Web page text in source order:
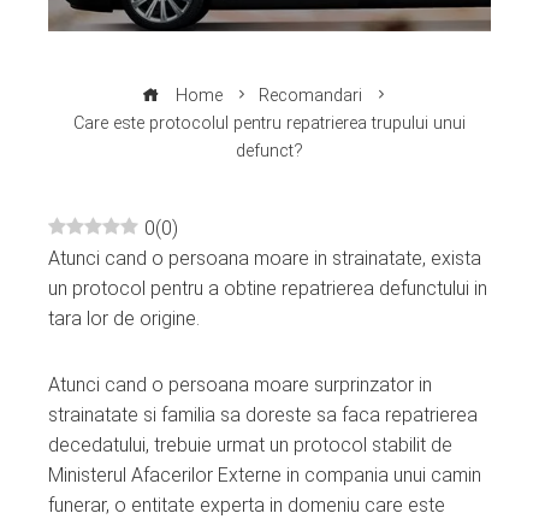
Home
Recomandari
Care este protocolul pentru repatrierea trupului unui
defunct?
0(0)
Atunci cand o persoana moare in strainatate, exista
un protocol pentru a obtine repatrierea defunctului in
tara lor de origine.
Atunci cand o persoana moare surprinzator in
strainatate si familia sa doreste sa faca repatrierea
decedatului, trebuie urmat un protocol stabilit de
Ministerul Afacerilor Externe in compania unui camin
funerar, o entitate experta in domeniu care este